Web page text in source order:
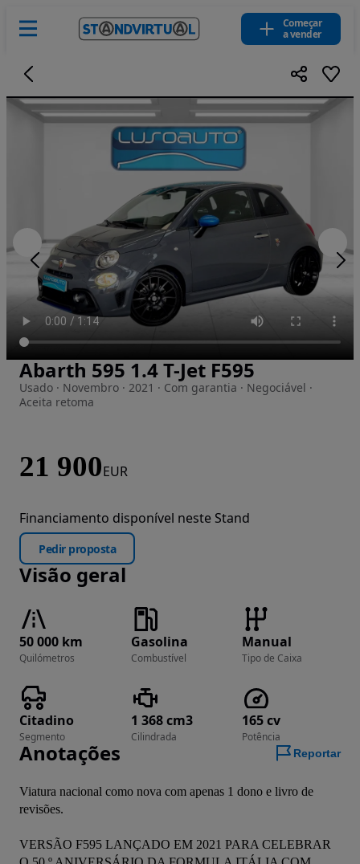
Começar
a vender
Imagem 1 de 24
Abarth 595 1.4 T-Jet F595
Usado · Novembro · 2021 · Com garantia · Negociável ·
Aceita retoma
21 900EUR
Financiamento disponível neste Stand
Pedir proposta
Visão geral
50 000 km
Quilómetros
Gasolina
Combustível
Manual
Tipo de Caixa
Citadino
Segmento
1 368 cm3
Cilindrada
165 cv
Potência
Anotações Reportar
Viatura nacional como nova com apenas 1 dono e livro de
revisões.
VERSÃO F595 LANÇADO EM 2021 PARA CELEBRAR